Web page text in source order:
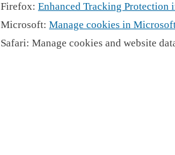
Firefox:Enhanced Tracking
Microsoft:Manage cookies in
Safari: Manage cookies and website